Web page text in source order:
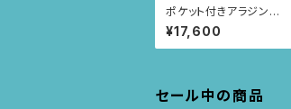
ポケット付きアラジンパ
ンツ size XL(オレン
ジ/スクエアニャンドゥ
ティ柄) 74
¥17,600
セール中の商品